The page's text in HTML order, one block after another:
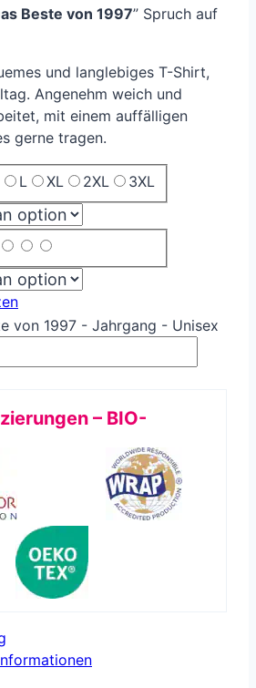
Beste von 1997” Spruch auf
und langlebiges T-Shirt,
Angenehm weich und
mit einem auffälligen
gerne tragen.
L XL 2XL 3XL
von 1997 - Jahrgang - Unisex
– BIO-